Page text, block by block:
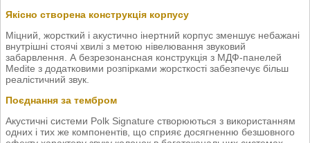
Якісно створена конструкція корпусу
Міцний, жорсткий і акустично інертний корпус зменшує небажані
внутрішні стоячі хвилі з метою нівелювання звуковий
забарвлення. А безрезонансная конструкція з МДФ-панелей
Medite з додатковими розпірками жорсткості забезпечує більш
реалістичний звук.
Поєднання за тембром
Акустичні системи Polk Signature створюються з використанням
одних і тих же компонентів, що сприяє досягненню безшовного